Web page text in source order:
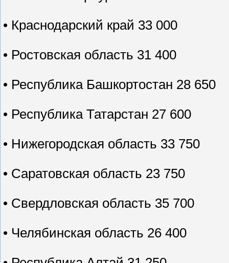
• Краснодарский край 33 000
• Ростовская область 31 400
• Республика Башкортостан 28 650
• Республика Татарстан 27 600
• Нижегородская область 33 750
• Саратовская область 23 750
• Свердловская область 35 700
• Челябинская область 26 400